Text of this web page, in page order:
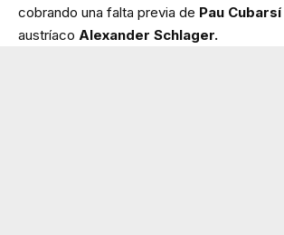
cobrando una falta previa de Pau Cubarsí
austríaco Alexander Schlager.